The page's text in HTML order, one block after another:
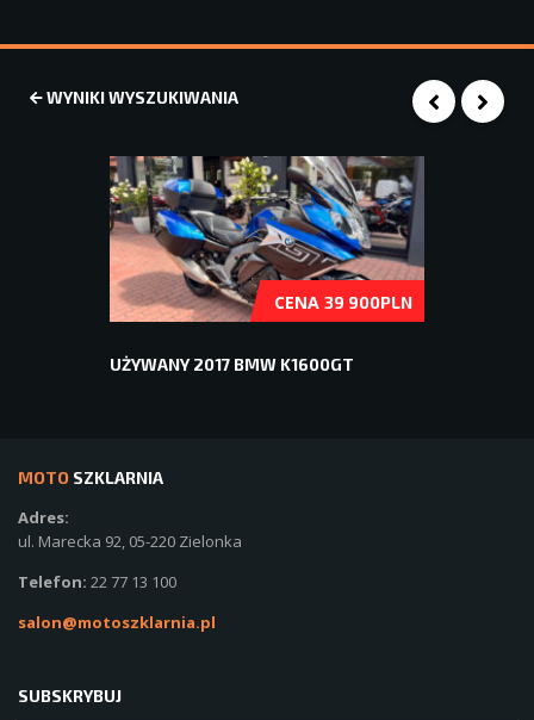
WYNIKI WYSZUKIWANIA
CENA 39 900PLN
UŻYWANY 2017 BMW K1600GT
MOTO SZKLARNIA
Adres:
ul. Marecka 92, 05-220 Zielonka
Telefon: 22 77 13 100
salon@motoszklarnia.pl
SUBSKRYBUJ